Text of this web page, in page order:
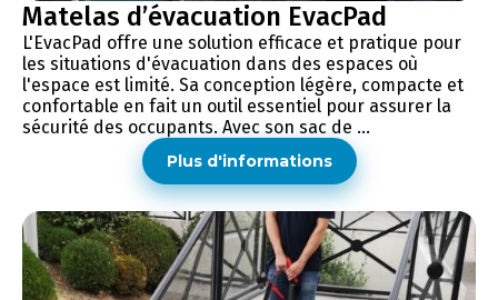
Matelas d’évacuation EvacPad
L'EvacPad offre une solution efficace et pratique pour
les situations d'évacuation dans des espaces où
l'espace est limité. Sa conception légère, compacte et
confortable en fait un outil essentiel pour assurer la
sécurité des occupants. Avec son sac de ...
Plus d'informations